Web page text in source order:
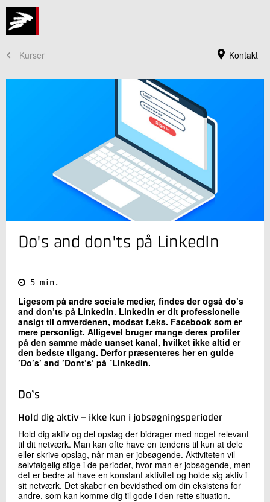
Kontakt
Kurser
+45 72 20 30 00
Kontakt os
Send
Do's and don'ts på LinkedIn
5 min.
Ligesom på andre sociale medier, findes der også do’s
and don’ts på LinkedIn. LinkedIn er dit professionelle
ansigt til omverdenen, modsat f.eks. Facebook som er
mere personligt. Alligevel bruger mange deres profiler
på den samme måde uanset kanal, hvilket ikke altid er
den bedste tilgang. Derfor præsenteres her en guide
’Do’s’ and ’Dont’s’ på ´LinkedIn.
Do’s
Hold dig aktiv – ikke kun i jobsøgningsperioder
Hold dig aktiv og del opslag der bidrager med noget relevant
til dit netværk. Man kan ofte have en tendens til kun at dele
eller skrive opslag, når man er jobsøgende. Aktiviteten vil
selvfølgelig stige i de perioder, hvor man er jobsøgende, men
det er bedre at have en konstant aktivitet og holde sig aktiv i
sit netværk. Det skaber en bevidsthed om din eksistens for
andre, som kan komme dig til gode i den rette situation.